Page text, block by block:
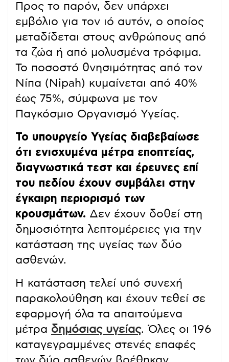
Προς το παρόν, δεν υπάρχει
εμβόλιο για τον ιό αυτόν, ο οποίος
μεταδίδεται στους ανθρώπους από
τα ζώα ή από μολυσμένα τρόφιμα.
Το ποσοστό θνησιμότητας από τον
Νίπα (Nipah) κυμαίνεται από 40%
έως 75%, σύμφωνα με τον
Παγκόσμιο Οργανισμό Υγείας.
Το υπουργείο Υγείας διαβεβαίωσε
ότι ενισχυμένα μέτρα εποπτείας,
διαγνωστικά τεστ και έρευνες επί
του πεδίου έχουν συμβάλει στην
έγκαιρη περιορισμό των
κρουσμάτων. Δεν έχουν δοθεί στη
δημοσιότητα λεπτομέρειες για την
κατάσταση της υγείας των δύο
ασθενών.
Η κατάσταση τελεί υπό συνεχή
παρακολούθηση και έχουν τεθεί σε
εφαρμογή όλα τα απαιτούμενα
μέτρα δημόσιας υγείας. Όλες οι 196
καταγεγραμμένες στενές επαφές